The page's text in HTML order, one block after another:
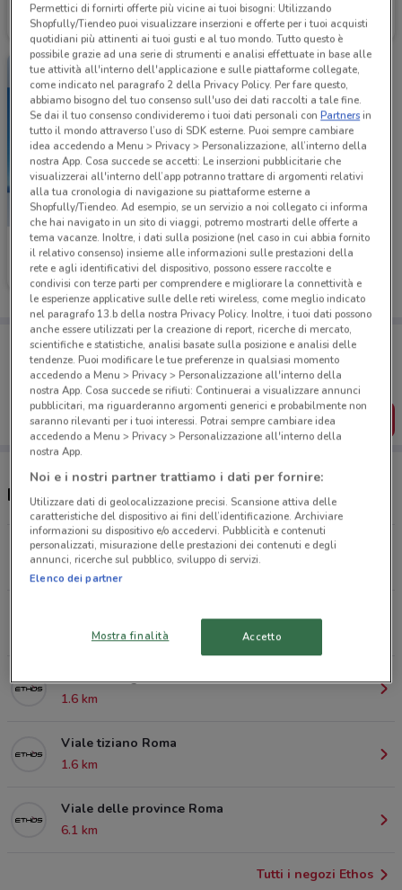
Scade il 30/10 1.2 km Scade il 16/08 1.2 km
Ethos
Scade il 31/08 1.2 km
Porta DoveConviene sempre con te!
Puoi trovare le migliori offerte dei negozi vicino a te,
salvarle e creare la tua lista del risparmio, comodamente
dal tuo cellulare.
SCARICA L’APP
Negozi Ethos nelle vicinanze
VIA IGEA 17A Roma
1.2 km
1.6 km
Viale del vignola Roma
1.6 km
Viale tiziano Roma
1.6 km
Viale delle province Roma
6.1 km
Tutti i negozi Ethos
Permettici di fornirti offerte più vicine ai tuoi bisogni: Utilizzando
Shopfully/Tiendeo puoi visualizzare inserzioni e offerte per i tuoi acquisti
quotidiani più attinenti ai tuoi gusti e al tuo mondo. Tutto questo è
possibile grazie ad una serie di strumenti e analisi effettuate in base alle
tue attività all'interno dell'applicazione e sulle piattaforme collegate,
come indicato nel paragrafo 2 della Privacy Policy. Per fare questo,
abbiamo bisogno del tuo consenso sull'uso dei dati raccolti a tale fine.
Se dai il tuo consenso condivideremo i tuoi dati personali conPartnersin
tutto il mondo attraverso l’uso di SDK esterne. Puoi sempre cambiare
idea accedendo a Menu > Privacy > Personalizzazione, all’interno della
nostra App. Cosa succede se accetti: Le inserzioni pubblicitarie che
visualizzerai all'interno dell’app potranno trattare di argomenti relativi
alla tua cronologia di navigazione su piattaforme esterne a
Shopfully/Tiendeo. Ad esempio, se un servizio a noi collegato ci informa
che hai navigato in un sito di viaggi, potremo mostrarti delle offerte a
tema vacanze. Inoltre, i dati sulla posizione (nel caso in cui abbia fornito
il relativo consenso) insieme alle informazioni sulle prestazioni della
rete e agli identificativi del dispositivo, possono essere raccolte e
condivisi con terze parti per comprendere e migliorare la connettività e
le esperienze applicative sulle delle reti wireless, come meglio indicato
nel paragrafo 13.b della nostra Privacy Policy. Inoltre, i tuoi dati possono
anche essere utilizzati per la creazione di report, ricerche di mercato,
scientifiche e statistiche, analisi basate sulla posizione e analisi delle
tendenze. Puoi modificare le tue preferenze in qualsiasi momento
accedendo a Menu > Privacy > Personalizzazione all'interno della
nostra App. Cosa succede se rifiuti: Continuerai a visualizzare annunci
pubblicitari, ma riguarderanno argomenti generici e probabilmente non
saranno rilevanti per i tuoi interessi. Potrai sempre cambiare idea
accedendo a Menu > Privacy > Personalizzazione all'interno della
nostra App.
Noi e i nostri partner trattiamo i dati per fornire:
Utilizzare dati di geolocalizzazione precisi. Scansione attiva delle
caratteristiche del dispositivo ai fini dell’identificazione. Archiviare
informazioni su dispositivo e/o accedervi. Pubblicità e contenuti
personalizzati, misurazione delle prestazioni dei contenuti e degli
annunci, ricerche sul pubblico, sviluppo di servizi.
Elenco dei partner
Mostra finalità Accetto